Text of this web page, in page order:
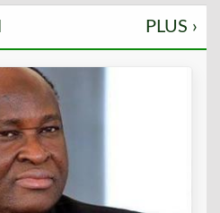
PLUS ›